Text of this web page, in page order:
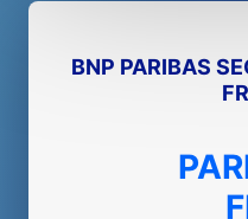
BNP PARIBAS